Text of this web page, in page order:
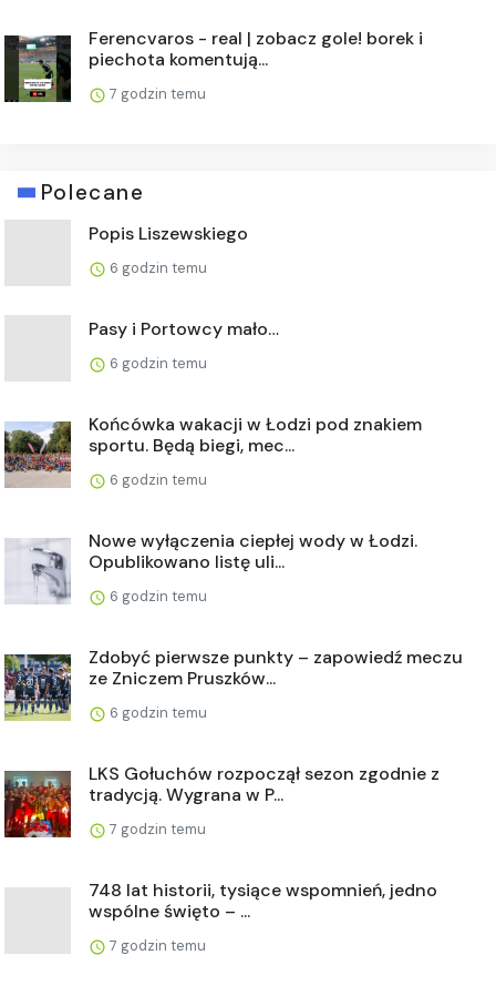
Ferencvaros - real | zobacz gole! borek i
piechota komentują...
7 godzin temu
Polecane
Popis Liszewskiego
6 godzin temu
Pasy i Portowcy mało…
6 godzin temu
Końcówka wakacji w Łodzi pod znakiem
sportu. Będą biegi, mec...
6 godzin temu
Nowe wyłączenia ciepłej wody w Łodzi.
Opublikowano listę uli...
6 godzin temu
Zdobyć pierwsze punkty – zapowiedź meczu
ze Zniczem Pruszków...
6 godzin temu
LKS Gołuchów rozpoczął sezon zgodnie z
tradycją. Wygrana w P...
7 godzin temu
748 lat historii, tysiące wspomnień, jedno
wspólne święto – ...
7 godzin temu